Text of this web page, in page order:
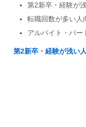
第2新卒・経験が
転職回数が多い人
アルバイト・パー
第2新卒・経験が浅い